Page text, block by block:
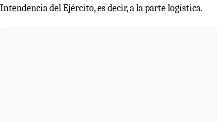
Intendencia del Ejército, es decir, a la parte logística.